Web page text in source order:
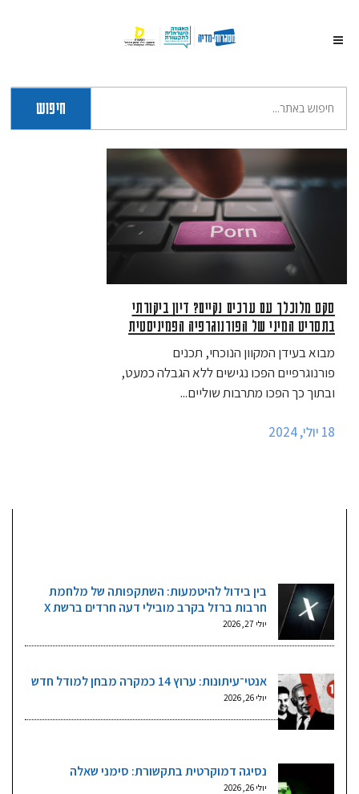
חיפוש
סקס מלוכלך עם ערכים נקיים? דיון ביקורתי
בתסריט המיני של הפורנוגרפיה הפמיניסטית
מבוא בעידן המקוון הנוכחי, תכנים
פורנוגרפיים הפכו נגישים ללא הגבלה כמעט,
ובתוך כך הפכו מתרבות שוליים...
18 יולי, 2024
בין בידול להיטמעות: השתקפותה של מלחמת
חרבות ברזל בקרב מובילי דעה חרדים ברשת X
יולי 27, 2026
אנטי־עיתונות: ערוץ 14 כמקרה מבחן למודל חדש
יולי 26, 2026
נסיגה דמוקרטית בתקשורת: סימני שאלה
יולי 26, 2026